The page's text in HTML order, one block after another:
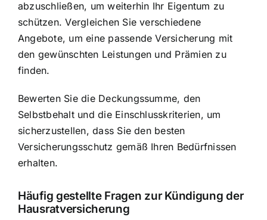
abzuschließen, um weiterhin Ihr Eigentum zu
schützen. Vergleichen Sie verschiedene
Angebote, um eine passende Versicherung mit
den gewünschten Leistungen und Prämien zu
finden.
Bewerten Sie die Deckungssumme, den
Selbstbehalt und die Einschlusskriterien, um
sicherzustellen, dass Sie den besten
Versicherungsschutz gemäß Ihren Bedürfnissen
erhalten.
Häufig gestellte Fragen zur Kündigung der
Hausratversicherung